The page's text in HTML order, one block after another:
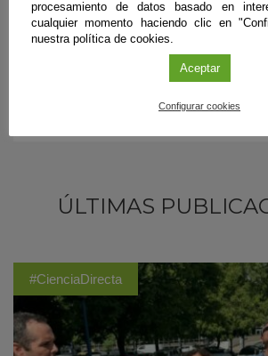
ÚLTIMAS
#CienciaDirecta
procesamiento de datos basado en
cualquier momento haciendo clic en
nuestra política de cookies.
Aceptar
Configurar cookies